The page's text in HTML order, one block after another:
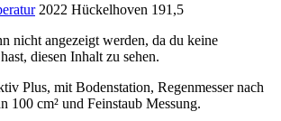
2022 Hückelhoven 191,5
nicht angezeigt werden, da du keine
diesen Inhalt zu sehen.
Plus, mit Bodenstation, Regenmesser nach
100 cm² und Feinstaub Messung.